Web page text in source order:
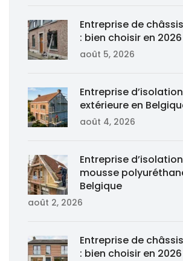
Entreprise de
: bien choisir en 2026
août 5, 2026
Entreprise
extérieure en
août 4, 2026
Entreprise
mousse
Belgique
août 2, 2026
Entreprise de
: bien choisir en 2026